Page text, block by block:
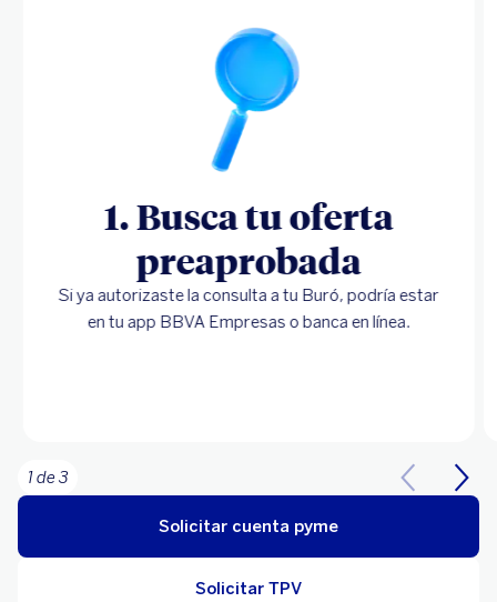
1. Busca tu oferta
preaprobada
Si ya autorizaste la consulta a tu Buró, podría estar
en tu app BBVA Empresas o banca en línea.
1 de 3
Solicitar cuenta pyme
Solicitar TPV